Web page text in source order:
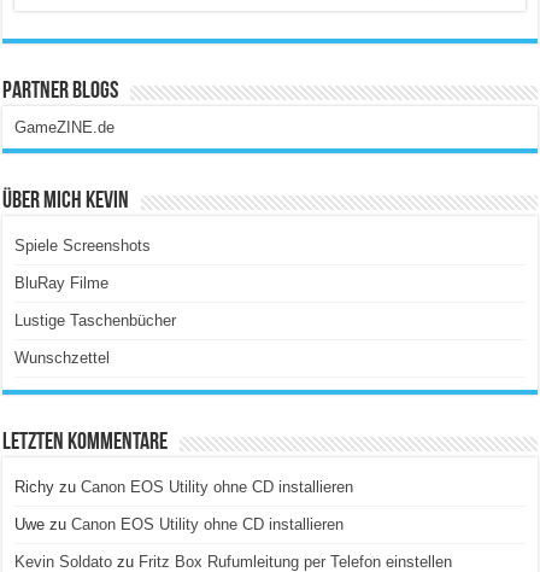
Partner Blogs
GameZINE.de
Über Mich Kevin
Spiele Screenshots
BluRay Filme
Lustige Taschenbücher
Wunschzettel
Letzten Kommentare
Richy zuCanon EOS Utility ohne CD installieren
Uwe zuCanon EOS Utility ohne CD installieren
Kevin Soldato zu Fritz Box Rufumleitung per Telefon einstellen